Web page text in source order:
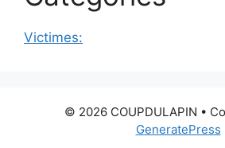
Victimes:
© 2026 COUPDULAPIN •
GeneratePress